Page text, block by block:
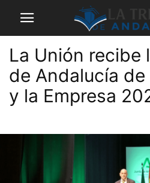
La Unión recibe
de Andalucía de
y la Empresa